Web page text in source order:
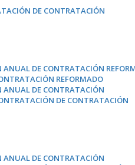
DE CONTRATACIÓN
ANUAL DE CONTRATACIÓN
REFORMADO
ANUAL DE CONTRATACIÓN
DE CONTRATACIÓN
ANUAL DE CONTRATACIÓN